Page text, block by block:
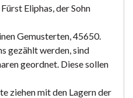
Eliphas, der Sohn
Gemusterten, 45650.
gezählt werden, sind
geordnet. Diese sollen
ziehen mit den Lagern der